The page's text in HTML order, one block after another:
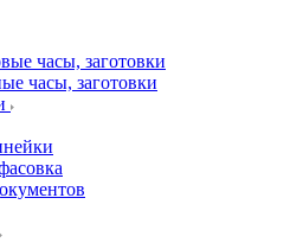
часы, заготовки
часы, заготовки